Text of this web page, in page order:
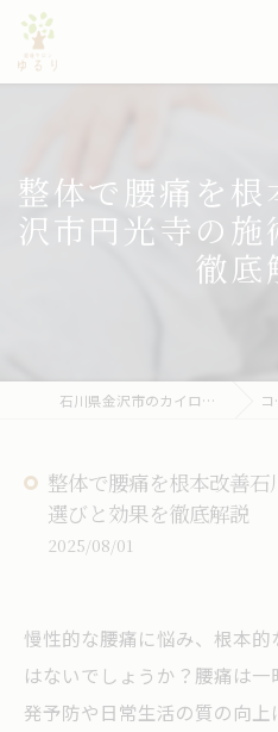
整体で腰痛を
沢市円光寺の施
徹底
石川県金沢市のカイロプラクティックなら健康サロン ゆるり コラム
整体で腰痛を根本改善
選びと効果を徹底解説
2025/08/01
慢性的な腰痛に悩み、根本
はないでしょうか？腰痛は
発予防や日常生活の質の向